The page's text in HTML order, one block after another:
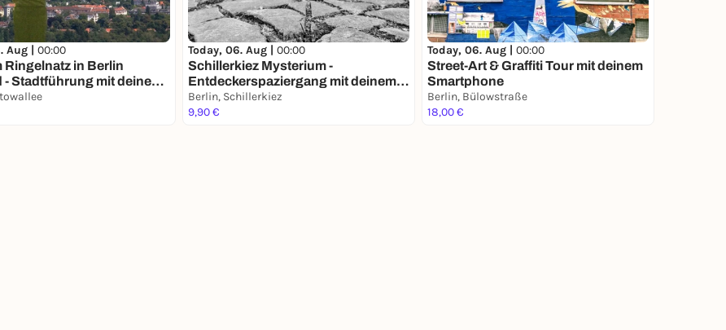
Aug | 00:00
Ringelnatz in Berlin
- Stadtführung mit deinem
Today, 06. Aug | 00:00
Schillerkiez Mysterium -
Entdeckerspaziergang mit deinem
Smartphone
Berlin, Schillerkiez
9,90 €
Today, 06. Aug | 00:00
Street-Art & Graffiti Tour mit deinem
Smartphone
Berlin, Bülowstraße
18,00 €